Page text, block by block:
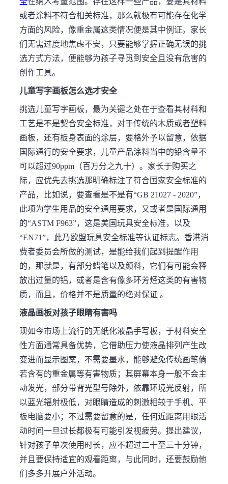
或者涂料不符合相关标准，那么就极有可能存在化学
方面的风险，像重金属这类情况便是其中例证。家长
们无需过度地焦虑不安，只要能够掌握正确无误的挑
选方式方法，便能够为孩子寻觅到安全且没有危害的
创作工具。
儿童写字画板怎么选才安全
挑选儿童写字画板，最为关键之处在于查看其材料和
工艺是不是契合安全标准，对于传统的木质或者塑料
画板，还有板身表面的涂层，要格外予以留意，依据
国际通行的安全要求，儿童产品涂料当中的铅含量不
可以超过90ppm（百万分之九十）。家长于购买之
际，应优先去挑选那明确标注了符合国家安全标准的
产品，比如说，要查看是不是有“GB 21027 - 2020”，
此项为学生用品的安全通用要求，又或者是国际通用
的“ASTM F963”，这是美国玩具安全标准，以及
“EN71”，此乃欧盟玩具安全标准等认证标志。香港消
费者委员会所做的测试，是能给我们起到提醒作用
的，那就是，有部分蜡笔以及颜料，它们有可能会释
放出过量的铝，或者是含有像多环芳烃这类的有害物
质，而且，价格并不是质量的绝对保证 。
液晶画板对孩子眼睛有害吗
现如今市场上流行的无纸化液晶手写板，于材料安全
性方面通常具备优势，它借助压力使液晶排列产生改
变进而显示图案，不需要墨水，能够避免传统画笔倘
若含有的重金属等有害物质；其屏幕本身一般不会主
动发光，部分带背光型号除外，依靠环境光反射，所
以蓝光辐射极低，对眼睛造成的刺激相较于手机、平
板电脑要小；不过需要留意的是，任何近距离用眼活
动时间一旦过长都极有可能引发视疲劳。提出建议，
针对孩子单次使用时长，应不超过二十至三十分钟，
并且要保持适宜的观看距离，与此同时，还要鼓励他
们多多开展户外活动。